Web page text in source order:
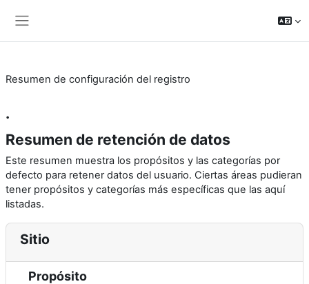
Resumen de configuración del registro
.
Resumen de retención de datos
Este resumen muestra los propósitos y las categorías por
defecto para retener datos del usuario. Ciertas áreas pudieran
tener propósitos y categorías más específicas que las aquí
listadas.
Sitio
Propósito